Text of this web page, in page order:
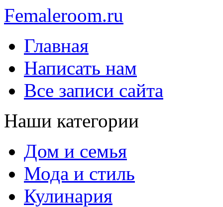
Femaleroom.ru
Главная
Написать нам
Все записи сайта
Наши категории
Дом и семья
Мода и стиль
Кулинария